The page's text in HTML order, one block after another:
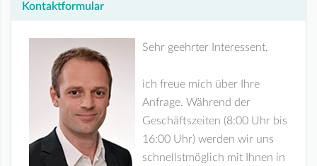
Kontaktformular
Sehr geehrter Interessent,
ich freue mich über Ihre
Anfrage. Während der
Geschäftszeiten (8:00 Uhr bis
16:00 Uhr) werden wir uns
schnellstmöglich mit Ihnen in